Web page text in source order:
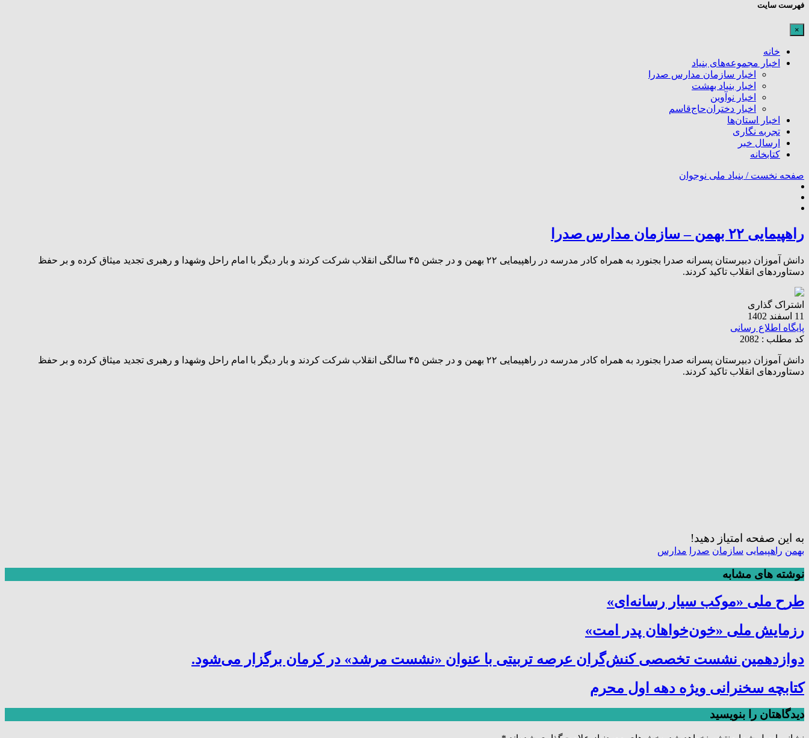
فهرست سایت
×
خانه
اخبار مجموعه‌های بنیاد
اخبار سازمان مدارس صدرا
اخبار بنیاد بهشت
اخبار نوآوین
اخبار دختران‌حاج‌قاسم
اخبار استان‌ها
تجربه نگاری
ارسال خبر
کتابخانه
صفحه نخست / بنیاد ملی نوجوان
راهپیمایی ۲۲ بهمن – سازمان مدارس صدرا
دانش آموزان دبیرستان پسرانه صدرا بجنورد به همراه کادر مدرسه در راهپیمایی ۲۲ بهمن و در جشن ۴۵ سالگی انقلاب شرکت کردند و بار دیگر با امام راحل وشهدا و رهبری تجدید میثاق کرده و بر حفظ
دستاوردهای انقلاب تاکید کردند.
اشتراک گذاری
11 اسفند 1402
پایگاه اطلاع رسانی
کد مطلب : 2082
دانش آموزان دبیرستان پسرانه صدرا بجنورد به همراه کادر مدرسه در راهپیمایی ۲۲ بهمن و در جشن ۴۵ سالگی انقلاب شرکت کردند و بار دیگر با امام راحل وشهدا و رهبری تجدید میثاق کرده و بر حفظ
دستاوردهای انقلاب تاکید کردند.
به این صفحه امتیاز دهید!
بهمن راهپیمایی سازمان صدرا مدارس
نوشته های مشابه
طرح ملی «موکب سیار رسانه‌ای»
رزمایش ملی «خون‌خواهان پدر امت»
دوازدهمین نشست تخصصی کنش‌گران عرصه تربیتی با عنوان «نشست مرشد» در کرمان برگزار می‌شود.
کتابچه سخنرانی ویژه دهه اول محرم
دیدگاهتان را بنویسید